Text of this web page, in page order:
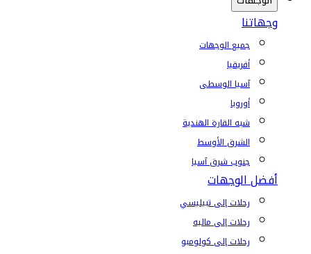
وجهاتنا
جميع الوجهات
أفريقيا
آسيا الوسطى
أوروبا
شبه القارة الهندية
الشرق الأوسط
جنوب شرق آسيا
أفضل الوجهات
رحلات إلى تبيليسي
رحلات إلى ماليه
رحلات إلى كولومبو